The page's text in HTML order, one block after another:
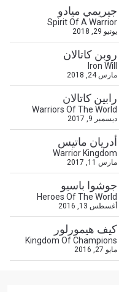
جيريمي ميادو
Spirit Of A Warrior
يونيو 29, 2018
روبن كاتالان
Iron Will
مارس 24, 2018
رابين كاتالان
Warriors Of The World
ديسمبر 9, 2017
أدريان ماتيس
Warrior Kingdom
مارس 11, 2017
جوشوا باسيو
Heroes Of The World
أغسطس 13, 2016
كيف هيمورلور
Kingdom Of Champions
مايو 27, 2016
جمعنا لمعلوماتك
سياسة الخصوصية
في أي وقت.